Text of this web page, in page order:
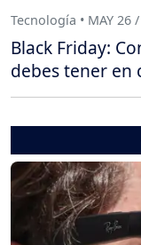
Tecnología • MAY 26
Black Friday:
debes tener en